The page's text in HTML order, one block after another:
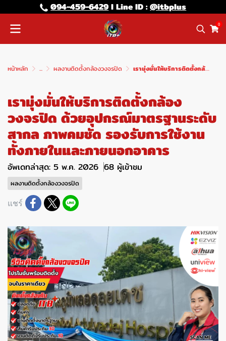
094-459-6429l Line lD :@itbplus
0
หน้าหลัก ... ผลงานติดตั้งกล้องวงจรปิด เรามุ่งมั่นให้บริการติดตั้งกล้องวงจรปิด ด้วยอุปกรณ์มาตรฐานระดับสากล ภาพคมชัด รองรับการใช้งานทั้งภายในและภายนอกอาคาร
เรามุ่งมั่นให้บริการติดตั้งกล้อง
วงจรปิด ด้วยอุปกรณ์มาตรฐานระดับ
สากล ภาพคมชัด รองรับการใช้งาน
ทั้งภายในและภายนอกอาคาร
อัพเดทล่าสุด: 5 พ.ค. 2026 68 ผู้เข้าชม
ผลงานติดตั้งกล้องวงจรปิด
แชร์